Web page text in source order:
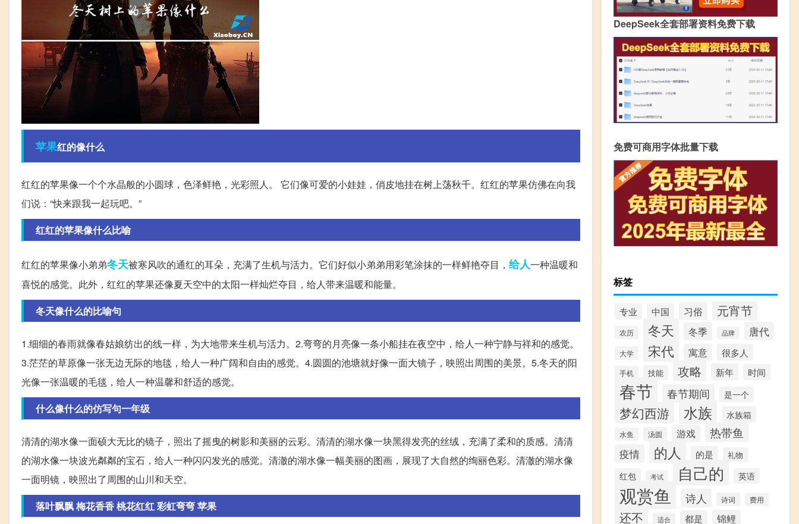
苹果红的像什么
红红的苹果像一个个水晶般的小圆球，色泽鲜艳，光彩照人。 它们像可爱的小娃娃，俏皮地挂在树上荡秋千。红红的苹果仿佛在向我
们说：“快来跟我一起玩吧。”
红红的苹果像什么比喻
红红的苹果像小弟弟冬天被寒风吹的通红的耳朵，充满了生机与活力。它们好似小弟弟用彩笔涂抹的一样鲜艳夺目， 给人一种温暖和
喜悦的感觉。此外，红红的苹果还像夏天空中的太阳一样灿烂夺目，给人带来温暖和能量。
冬天像什么的比喻句
1.细细的春雨就像春姑娘纺出的线一样，为大地带来生机与活力。2.弯弯的月亮像一条小船挂在夜空中，给人一种宁静与祥和的感觉。
3.茫茫的草原像一张无边无际的地毯，给人一种广阔和自由的感觉。4.圆圆的池塘就好像一面大镜子，映照出周围的美景。5.冬天的阳
光像一张温暖的毛毯，给人一种温馨和舒适的感觉。
什么像什么的仿写句一年级
清清的湖水像一面硕大无比的镜子，照出了摇曳的树影和美丽的云彩。清清的湖水像一块黑得发亮的丝绒，充满了柔和的质感。清清
的湖水像一块波光粼粼的宝石，给人一种闪闪发光的感觉。清澈的湖水像一幅美丽的图画，展现了大自然的绚丽色彩。清澈的湖水像
一面明镜，映照出了周围的山川和天空。
落叶飘飘 梅花香香 桃花红红 彩虹弯弯 苹果
DeepSeek全套部署资料免费下载
免费可商用字体批量下载
标签
专业 中国 习俗 元宵节
农历 冬天 冬季 品牌 唐代
大学 宋代 寓意 很多人
手机 技能 攻略 新年 时间
春节 春节期间 是一个
梦幻西游 水族 水族箱
水鱼 汤圆 游戏 热带鱼
疫情 的人 的是 礼物
红包 考试 自己的 英语
观赏鱼 诗人 诗词 费用
还不 适合 都是 锦鲤